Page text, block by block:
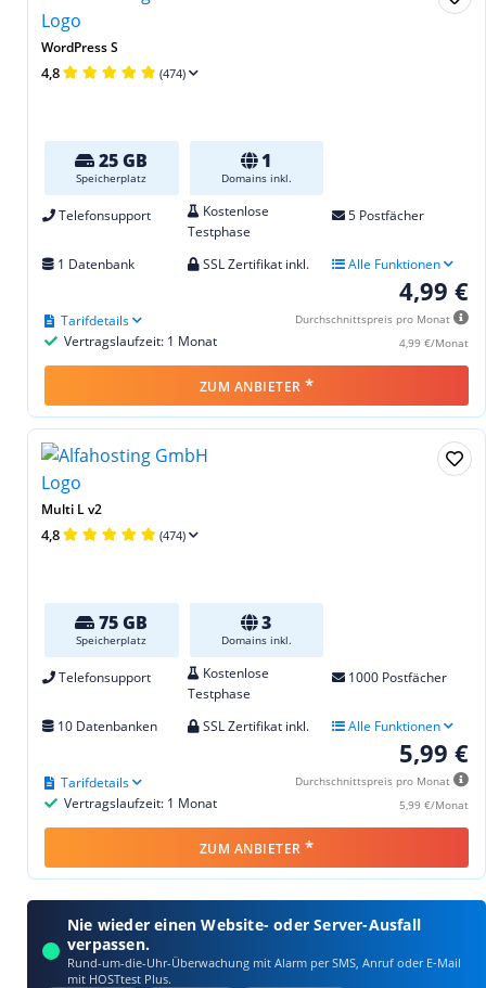
WordPress S
4,8 (474)
25 GB
Speicherplatz
1
Domains inkl.
Telefonsupport
Kostenlose
Testphase
5 Postfächer
1 Datenbank SSL Zertifikat inkl. Alle Funktionen
4,99 €
Durchschnittspreis pro Monat
4,99 €/Monat
Vertragslaufzeit: 1 Monat
Tarifdetails
ZUM ANBIETER *
Multi L v2
4,8 (474)
75 GB
Speicherplatz
3
Domains inkl.
Telefonsupport
Kostenlose
Testphase
1000 Postfächer
10 Datenbanken SSL Zertifikat inkl. Alle Funktionen
5,99 €
Durchschnittspreis pro Monat
5,99 €/Monat
Vertragslaufzeit: 1 Monat
Tarifdetails
ZUM ANBIETER *
Nie wieder einen Website- oder Server-Ausfall
verpassen.
Rund-um-die-Uhr-Überwachung mit Alarm per SMS, Anruf oder E‑Mail
mit HOSTtest Plus.